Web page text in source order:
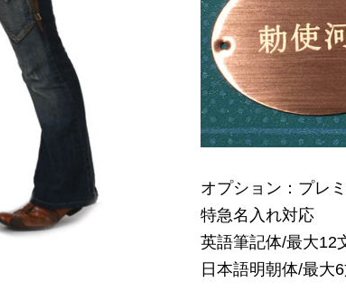
オプション：プレ
特急名入れ対応
英語筆記体/最大12
日本語明朝体/最大